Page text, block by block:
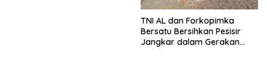
TNI AL dan Forkopimka
Bersatu Bersihkan Pesisir
Jangkar dalam Gerakan